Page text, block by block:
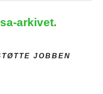
arkivet.
JOBBEN